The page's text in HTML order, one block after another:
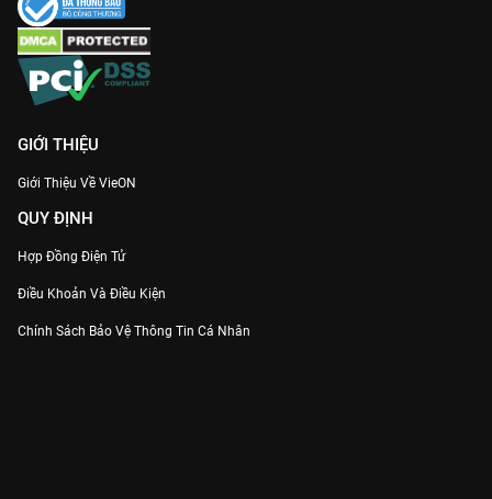
GIỚI THIỆU
Giới Thiệu Về VieON
QUY ĐỊNH
Hợp Đồng Điện Tử
Điều Khoản Và Điều Kiện
Chính Sách Bảo Vệ Thông Tin Cá Nhân